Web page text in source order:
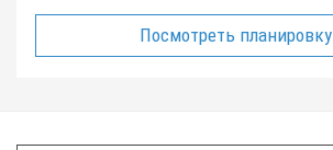
Посмотреть планировку